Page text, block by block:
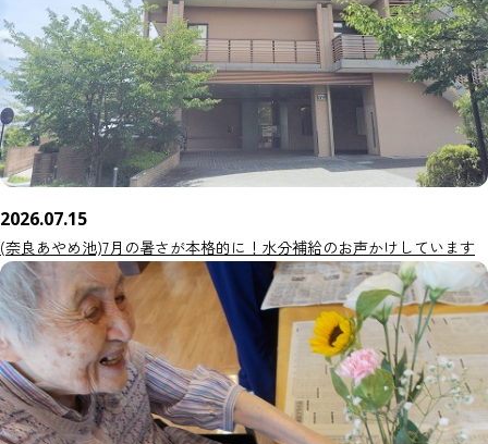
2026.07.15
(奈良あやめ池)7月の暑さが本格的に！水分補給のお声かけしています